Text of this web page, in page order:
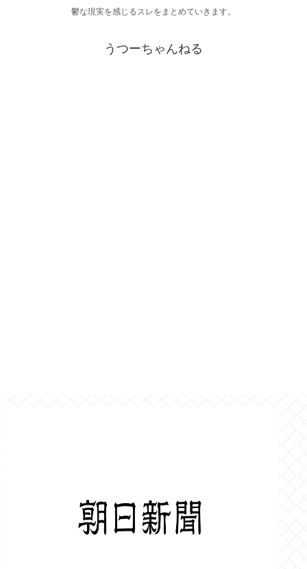
鬱な現実を感じるスレをまとめていきます。
うつーちゃんねる